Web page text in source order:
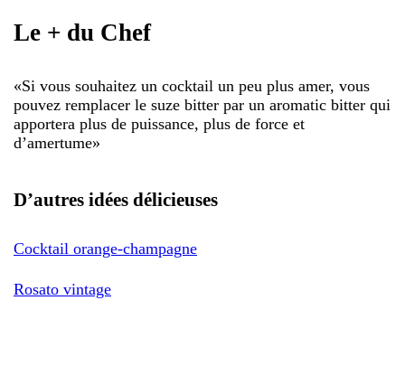
Le + du Chef
«Si vous souhaitez un cocktail un peu plus amer, vous
pouvez remplacer le suze bitter par un aromatic bitter qui
apportera plus de puissance, plus de force et
d’amertume»
D’autres idées délicieuses
Cocktail orange-champagne
Rosato vintage